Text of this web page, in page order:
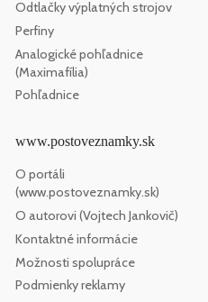
Odtlačky výplatných strojov
Perfiny
Analogické pohľadnice
(Maximafília)
Pohľadnice
www.postoveznamky.sk
O portáli
(www.postoveznamky.sk)
O autorovi (Vojtech Jankovič)
Kontaktné informácie
Možnosti spolupráce
Podmienky reklamy